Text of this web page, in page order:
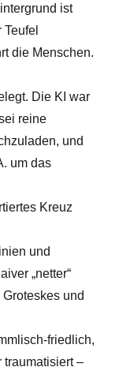
ist
die Menschen.
Die KI war
reine
und
um das
Kreuz
und
„netter“
und
friedlich,
traumatisiert –